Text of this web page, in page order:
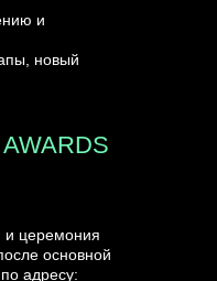
и церемония
основной
адресу:
и
новый